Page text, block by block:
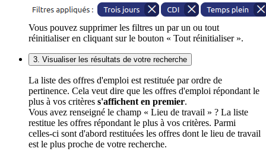
Vous pouvez supprimer les filtres un par un ou tout
réinitialiser en cliquant sur le bouton « Tout réinitialiser ».
3. Visualiser les résultats de votre recherche
La liste des offres d'emploi est restituée par ordre de
pertinence. Cela veut dire que les offres d'emploi répondant le
plus à vos critères s'affichent en premier.
Vous avez renseigné le champ « Lieu de travail » ? La liste
restitue les offres répondant le plus à vos critères. Parmi
celles-ci sont d'abord restituées les offres dont le lieu de travail
est le plus proche de votre recherche.